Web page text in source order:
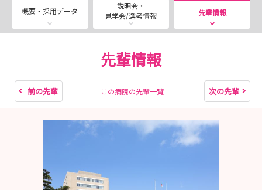
※時間はこちらで決めさせていただきますので、ご了承く
ださい。
・病棟見学 急性期コース
一般病棟コース
助産コース
当日お伝えいたします。
概要・採用データ
説明会・
見学会/選考情報
先輩情報
先輩情報
前の先輩 この病院の先輩一覧 次の先輩